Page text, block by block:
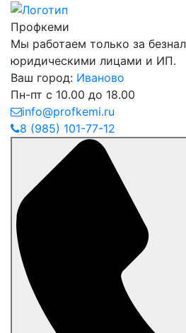
Профкеми
Мы работаем только за
юридическими лицами и ИП.
Ваш город: Иваново
Пн-пт с 10.00 до 18.00
info@profkemi.ru
8 (985) 101-77-12